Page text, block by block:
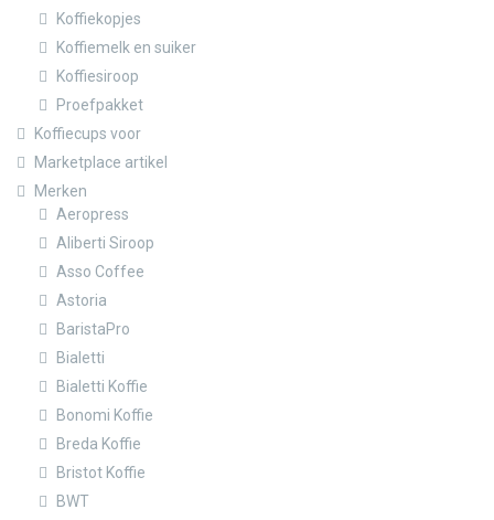
Koffiekopjes
Koffiemelk en suiker
Koffiesiroop
Proefpakket
Koffiecups voor
Marketplace artikel
Merken
Aeropress
Aliberti Siroop
Asso Coffee
Astoria
BaristaPro
Bialetti
Bialetti Koffie
Bonomi Koffie
Breda Koffie
Bristot Koffie
BWT